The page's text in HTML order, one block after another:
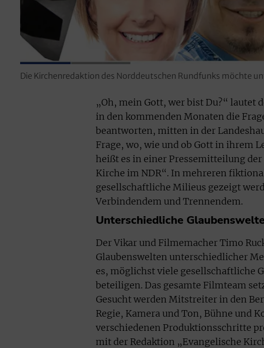
Die Kirchenredaktion des Norddeutschen Rundfunks möchte
„Oh, mein Gott, wer bist Du?“ lautet
in den kommenden Monaten die
beantworten, mitten in der
Frage, wo, wie und ob Gott in ihrem
heißt es in einer Pressemitteilung
Kirche im NDR“. In mehreren
gesellschaftliche Milieus gezeigt
Verbindendem und Trennendem.
Unterschiedliche
Der Vikar und Filmemacher Timo
Glaubenswelten unterschiedlicher
es, möglichst viele gesellschaftliche
beteiligen. Das gesamte Filmteam
Gesucht werden Mitstreiter in den
Regie, Kamera und Ton, Bühne und
verschiedenen Produktionsschritte
mit der Redaktion „Evangelische